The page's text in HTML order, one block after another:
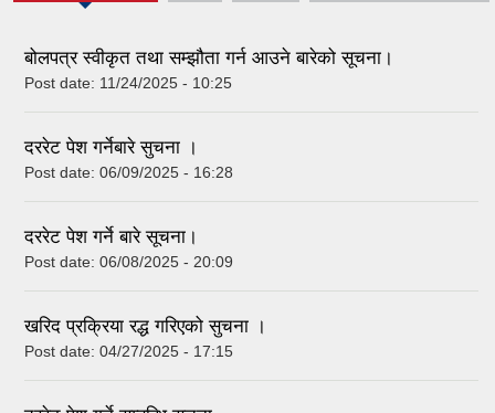
बोलपत्र स्वीकृत तथा सम्झौता गर्न आउने बारेको सूचना।
Post date: 11/24/2025 - 10:25
दररेट पेश गर्नेबारे सुचना ।
Post date: 06/09/2025 - 16:28
दररेट पेश गर्ने बारे सूचना।
Post date: 06/08/2025 - 20:09
खरिद प्रक्रिया रद्ध गरिएको सुचना ।
Post date: 04/27/2025 - 17:15